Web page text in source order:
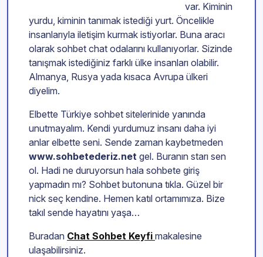
var. Kiminin
yurdu, kiminin tanımak istediği yurt. Öncelikle
insanlarıyla iletişim kurmak istiyorlar. Buna aracı
olarak sohbet chat odalarını kullanıyorlar. Sizinde
tanışmak istediğiniz farklı ülke insanları olabilir.
Almanya, Rusya yada kısaca Avrupa ülkeri
diyelim.
Elbette Türkiye sohbet sitelerinide yanında
unutmayalım. Kendi yurdumuz insanı daha iyi
anlar elbette seni. Sende zaman kaybetmeden
www.sohbetederiz.net gel. Buranın starı sen
ol. Hadi ne duruyorsun hala sohbete giriş
yapmadın mı? Sohbet butonuna tıkla. Güzel bir
nick seç kendine. Hemen katıl ortamımıza. Bize
takıl sende hayatını yaşa…
Buradan Chat Sohbet Keyfi makalesine
ulaşabilirsiniz.